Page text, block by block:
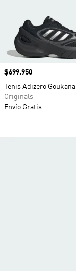
Precio
$699.950
Tenis Adizero Goukana
Originals
Envío Gratis